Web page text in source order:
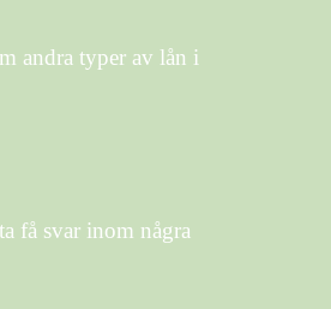
andra typer av lån i
få svar inom några